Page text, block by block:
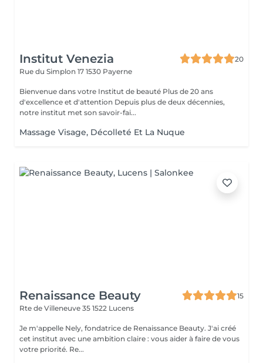
Institut Venezia
20
Rue du Simplon 17 1530 Payerne
Bienvenue dans votre Institut de beauté Plus de 20 ans
d'excellence et d'attention Depuis plus de deux décennies,
notre institut met son savoir-fai...
Massage Visage, Décolleté Et La Nuque
Renaissance Beauty
15
Rte de Villeneuve 35 1522 Lucens
Je m'appelle Nely, fondatrice de Renaissance Beauty. J'ai créé
cet institut avec une ambition claire : vous aider à faire de vous
votre priorité. Re...